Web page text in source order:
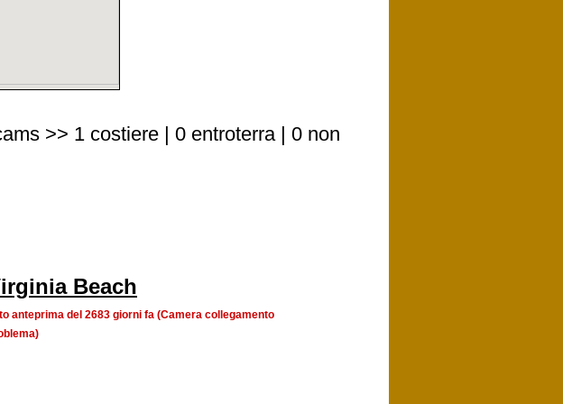
>> 1 costiere | 0 entroterra | 0 non
Beach
anteprima del 2683 giorni fa (Camera collegamento